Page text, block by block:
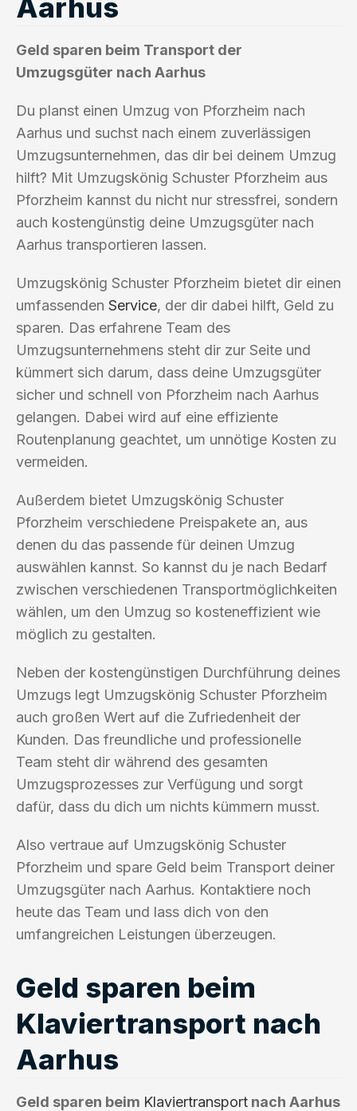
Aarhus
Geld sparen beim Transport der
Umzugsgüter nach Aarhus
Du planst einen Umzug von Pforzheim nach
Aarhus und suchst nach einem zuverlässigen
Umzugsunternehmen, das dir bei deinem Umzug
hilft? Mit Umzugskönig Schuster Pforzheim aus
Pforzheim kannst du nicht nur stressfrei, sondern
auch kostengünstig deine Umzugsgüter nach
Aarhus transportieren lassen.
Umzugskönig Schuster Pforzheim bietet dir einen
umfassenden Service, der dir dabei hilft, Geld zu
sparen. Das erfahrene Team des
Umzugsunternehmens steht dir zur Seite und
kümmert sich darum, dass deine Umzugsgüter
sicher und schnell von Pforzheim nach Aarhus
gelangen. Dabei wird auf eine effiziente
Routenplanung geachtet, um unnötige Kosten zu
vermeiden.
Außerdem bietet Umzugskönig Schuster
Pforzheim verschiedene Preispakete an, aus
denen du das passende für deinen Umzug
auswählen kannst. So kannst du je nach Bedarf
zwischen verschiedenen Transportmöglichkeiten
wählen, um den Umzug so kosteneffizient wie
möglich zu gestalten.
Neben der kostengünstigen Durchführung deines
Umzugs legt Umzugskönig Schuster Pforzheim
auch großen Wert auf die Zufriedenheit der
Kunden. Das freundliche und professionelle
Team steht dir während des gesamten
Umzugsprozesses zur Verfügung und sorgt
dafür, dass du dich um nichts kümmern musst.
Also vertraue auf Umzugskönig Schuster
Pforzheim und spare Geld beim Transport deiner
Umzugsgüter nach Aarhus. Kontaktiere noch
heute das Team und lass dich von den
umfangreichen Leistungen überzeugen.
Geld sparen beim
Klaviertransport nach
Aarhus
Geld sparen beim Klaviertransport nach Aarhus